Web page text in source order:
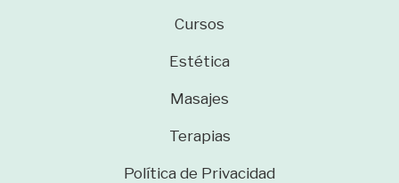
Cursos
Estética
Masajes
Terapias
Política de Privacidad